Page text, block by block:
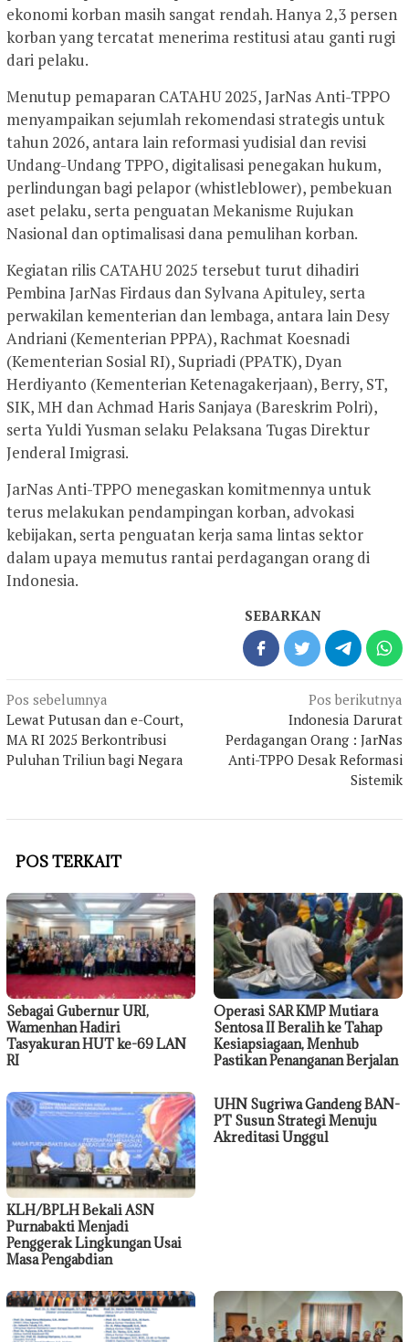
ekonomi korban masih sangat rendah. Hanya 2,3 persen
korban yang tercatat menerima restitusi atau ganti rugi
dari pelaku.
Menutup pemaparan CATAHU 2025, JarNas Anti-TPPO
menyampaikan sejumlah rekomendasi strategis untuk
tahun 2026, antara lain reformasi yudisial dan revisi
Undang-Undang TPPO, digitalisasi penegakan hukum,
perlindungan bagi pelapor (whistleblower), pembekuan
aset pelaku, serta penguatan Mekanisme Rujukan
Nasional dan optimalisasi dana pemulihan korban.
Kegiatan rilis CATAHU 2025 tersebut turut dihadiri
Pembina JarNas Firdaus dan Sylvana Apituley, serta
perwakilan kementerian dan lembaga, antara lain Desy
Andriani (Kementerian PPPA), Rachmat Koesnadi
(Kementerian Sosial RI), Supriadi (PPATK), Dyan
Herdiyanto (Kementerian Ketenagakerjaan), Berry, ST,
SIK, MH dan Achmad Haris Sanjaya (Bareskrim Polri),
serta Yuldi Yusman selaku Pelaksana Tugas Direktur
Jenderal Imigrasi.
JarNas Anti-TPPO menegaskan komitmennya untuk
terus melakukan pendampingan korban, advokasi
kebijakan, serta penguatan kerja sama lintas sektor
dalam upaya memutus rantai perdagangan orang di
Indonesia.
SEBARKAN
Navigasi
pos
Pos sebelumnya
Lewat Putusan dan e-Court,
MA RI 2025 Berkontribusi
Puluhan Triliun bagi Negara
Pos berikutnya
Indonesia Darurat
Perdagangan Orang : JarNas
Anti-TPPO Desak Reformasi
Sistemik
POS TERKAIT
Sebagai Gubernur URI,
Wamenhan Hadiri
Tasyakuran HUT ke-69 LAN
RI
Operasi SAR KMP Mutiara
Sentosa II Beralih ke Tahap
Kesiapsiagaan, Menhub
Pastikan Penanganan Berjalan
KLH/BPLH Bekali ASN
Purnabakti Menjadi
Penggerak Lingkungan Usai
Masa Pengabdian
UHN Sugriwa Gandeng BAN-
PT Susun Strategi Menuju
Akreditasi Unggul